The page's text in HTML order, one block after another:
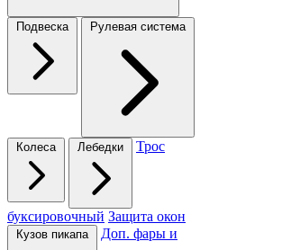
Подвеска Рулевая система
Колеса Лебедки Трос
буксировочный Защита окон
Кузов пикапа Доп. фары и